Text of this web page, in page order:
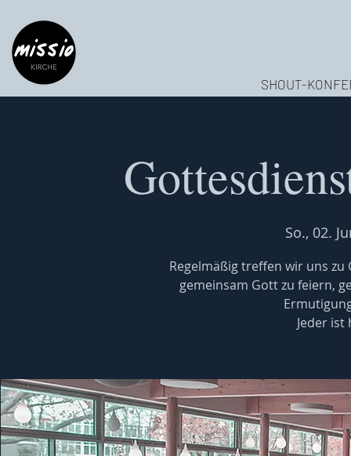
SHOUT-
So., 02.
Regelmäßig treffen wir uns
gemeinsam Gott zu feiern,
Jeder